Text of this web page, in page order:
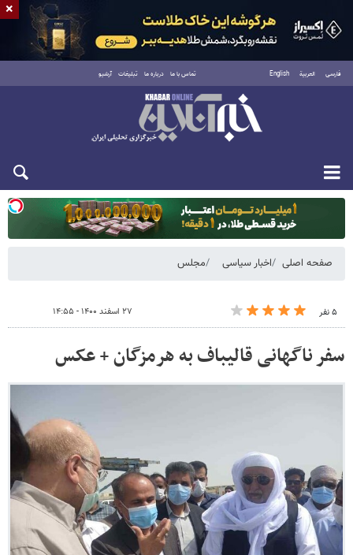
فارسی العربية English تماس با ما درباره ما تبلیغات آرشیو
یکشنبه ۱۸ مرداد ۱۴۰۵
صفحه اصلی اخبار سیاسی مجلس
۵ نفر ۲۷ اسفند ۱۴۰۰ - ۱۴:۵۵
سفر ناگهانی قالیباف به هرمزگان + عکس
×